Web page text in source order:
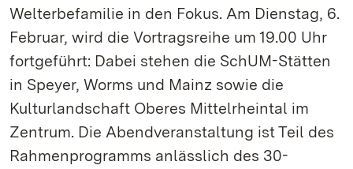
Welterbefamilie in den Fokus. Am Dienstag, 6.
Februar, wird die Vortragsreihe um 19.00 Uhr
fortgeführt: Dabei stehen die SchUM-Stätten
in Speyer, Worms und Mainz sowie die
Kulturlandschaft Oberes Mittelrheintal im
Zentrum. Die Abendveranstaltung ist Teil des
Rahmenprogramms anlässlich des 30-